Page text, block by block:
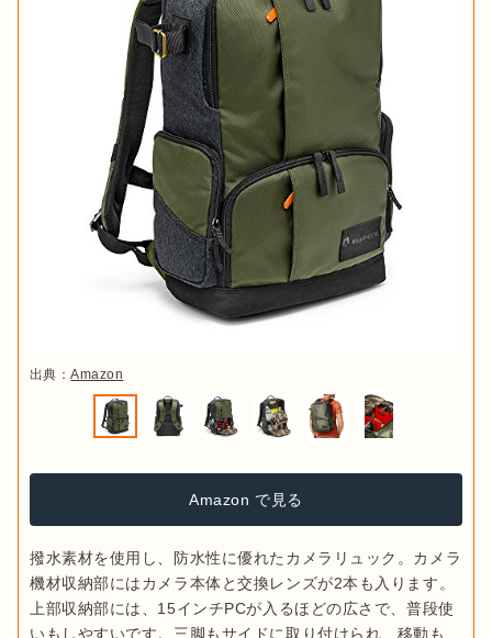
出典：Amazon
Amazon で見る
撥水素材を使用し、防水性に優れたカメラリュック。カメラ
機材収納部にはカメラ本体と交換レンズが2本も入ります。
上部収納部には、15インチPCが入るほどの広さで、普段使
いもしやすいです。三脚もサイドに取り付けられ、移動も